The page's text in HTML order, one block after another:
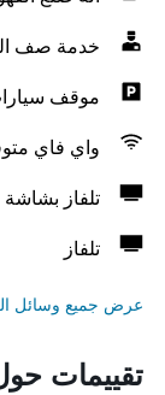
خدمة صف
موقف
واي فاي
تلفاز
تلفاز
عرض جميع وسائل
تقييمات